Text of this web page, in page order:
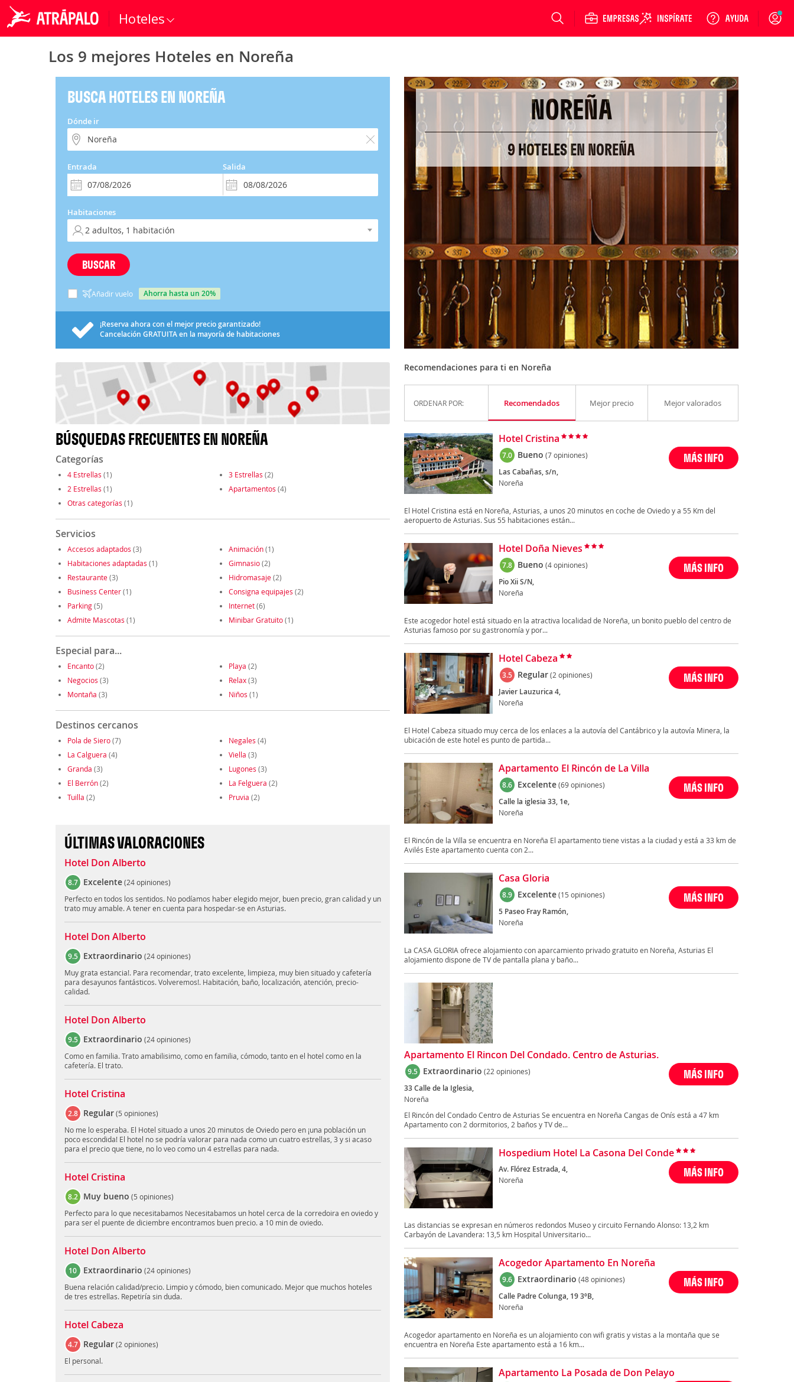
Hoteles Login
Los 9 mejores Hoteles en Noreña
BUSCA HOTELES EN NOREÑA
Dónde ir
Entrada Salida
Habitaciones
BUSCAR
Añadir vuelo ahorra hasta un 20%
¡Reserva ahora con el mejor precio garantizado!
Cancelación GRATUITAen la mayoría de habitaciones
BÚSQUEDAS FRECUENTES EN NOREÑA
Categorías
4 Estrellas (1) 3 Estrellas (2)
2 Estrellas (1) Apartamentos (4)
Otras categorías (1)
Servicios
Accesos adaptados (3) Animación(1)
Habitaciones adaptadas (1) Gimnasio(2)
Restaurante(3) Hidromasaje(2)
Business Center(1) Consigna equipajes (2)
Parking(5) Internet(6)
Admite Mascotas (1) Minibar Gratuito(1)
Especial para...
Encanto(2) Playa (2)
Negocios (3) Relax(3)
Montaña (3) Niños (1)
Destinos cercanos
Pola de Siero(7) Negales (4)
La Calguera (4) Viella (3)
Granda (3) Lugones (3)
El Berrón(2) La Felguera (2)
Tuilla (2) Pruvia (2)
ÚLTIMAS VALORACIONES
Hotel Don Alberto
8.7 Excelente(24 opiniones)
Perfecto en todos los sentidos. No podíamos haber elegido mejor, buen precio, gran calidad y un
trato muy amable. A tener en cuenta para hospedar-se en Asturias.
Hotel Don Alberto
9.5 Extraordinario (24 opiniones)
Muy grata estancia!. Para recomendar, trato excelente, limpieza, muy bien situado y cafetería
para desayunos fantásticos. Volveremos!. Habitación, baño, localización, atención, precio-
calidad.
Hotel Don Alberto
9.5 Extraordinario (24 opiniones)
Como en familia. Trato amabilisimo, como en familia, cómodo, tanto en el hotel como en la
cafetería. El trato.
Hotel Cristina
2.8 Regular(5 opiniones)
No me lo esperaba. El Hotel situado a unos 20 minutos de Oviedo pero en ¡una población un
poco escondida! El hotel no se podría valorar para nada como un cuatro estrellas, 3 y si acaso
para el precio que tiene, no lo veo como un 4 estrellas para nada.
Hotel Cristina
8.2 Muy bueno (5 opiniones)
Perfecto para lo que necesitabamos Necesitabamos un hotel cerca de la corredoira en oviedo y
para ser el puente de diciembre encontramos buen precio. a 10 min de oviedo.
Hotel Don Alberto
10 Extraordinario (24 opiniones)
Buena relación calidad/precio. Limpio y cómodo, bien comunicado. Mejor que muchos hoteles
de tres estrellas. Repetiría sin duda.
Hotel Cabeza
4.7 Regular(2 opiniones)
El personal.
NOREÑA
9 HOTELES EN NOREÑA
Recomendaciones para ti en Noreña
ORDENAR POR: Recomendados Mejor precio Mejor valorados
Hotel Cristina
7.0 Bueno (7 opiniones)
Las Cabañas, s/n,
Noreña
MÁS INFO
El Hotel Cristina está en Noreña, Asturias, a unos 20 minutos en coche de Oviedo y a 55 Km del
aeropuerto de Asturias. Sus 55 habitaciones están...
Hotel Doña Nieves
7.8 Bueno (4 opiniones)
Pio Xii S/N,
Noreña
MÁS INFO
Este acogedor hotel está situado en la atractiva localidad de Noreña, un bonito pueblo del centro de
Asturias famoso por su gastronomía y por...
Hotel Cabeza
3.5 Regular(2 opiniones)
Javier Lauzurica 4,
Noreña
MÁS INFO
El Hotel Cabeza situado muy cerca de los enlaces a la autovía del Cantábrico y la autovía Minera, la
ubicación de este hotel es punto de partida...
Apartamento El Rincón de La Villa
8.6 Excelente(69 opiniones)
Calle la iglesia 33, 1e,
Noreña
MÁS INFO
El Rincón de la Villa se encuentra en Noreña El apartamento tiene vistas a la ciudad y está a 33 km de
Avilés Este apartamento cuenta con 2...
Casa Gloria
8.9 Excelente(15 opiniones)
5 Paseo Fray Ramón,
Noreña
MÁS INFO
La CASA GLORIA ofrece alojamiento con aparcamiento privado gratuito en Noreña, Asturias El
alojamiento dispone de TV de pantalla plana y baño...
Apartamento El Rincon Del Condado. Centro de Asturias.
9.5 Extraordinario (22 opiniones)
33 Calle de la Iglesia,
Noreña
MÁS INFO
El Rincón del Condado Centro de Asturias Se encuentra en Noreña Cangas de Onís está a 47 km
Apartamento con 2 dormitorios, 2 baños y TV de...
Hospedium Hotel La Casona Del Conde
Av. Flórez Estrada, 4,
Noreña
MÁS INFO
Las distancias se expresan en números redondos Museo y circuito Fernando Alonso: 13,2 km
Carbayón de Lavandera: 13,5 km Hospital Universitario...
Acogedor Apartamento En Noreña
9.6 Extraordinario (48 opiniones)
Calle Padre Colunga, 19 3ºB,
Noreña
MÁS INFO
Acogedor apartamento en Noreña es un alojamiento con wifi gratis y vistas a la montaña que se
encuentra en Noreña Este apartamento está a 16 km...
Apartamento La Posada de Don Pelayo